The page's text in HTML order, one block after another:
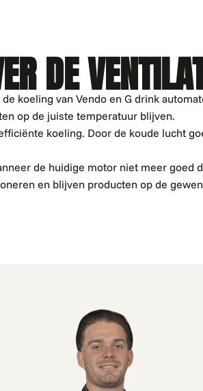
DE
koeling van Vendo en G drink
op de juiste temperatuur blijven.
koeling. Door de koude lucht
de huidige motor niet meer goed
en blijven producten op de